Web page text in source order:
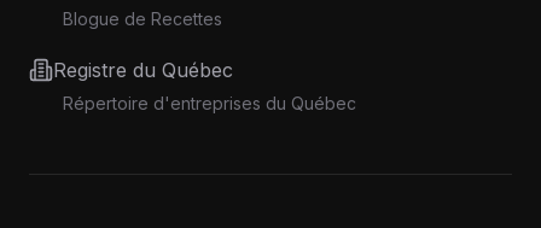
Blogue de Recettes
Registre du Québec
Répertoire d'entreprises du Québec